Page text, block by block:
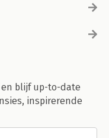
blijf up-to-date
inspirerende